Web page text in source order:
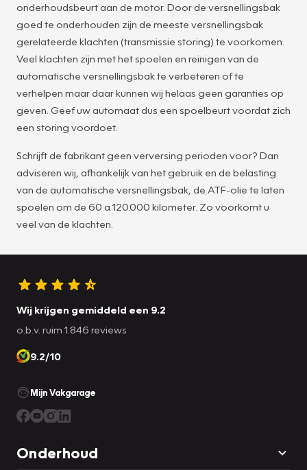
onderhoudsbeurt aan de motor. Door de versnellingsbak
goed te onderhouden zijn de meeste versnellingsbak
gerelateerde klachten (transmissie storing) te voorkomen.
Veel klachten zijn met het spoelen en reinigen van de
automatische versnellingsbak te verbeteren of te
verhelpen maar daar kunnen wij helaas geen garanties op
geven. Geef uw automaat dus een spoelbeurt voordat zich
een storing voordoet.
Schrijft de fabrikant geen verversing perioden voor? Dan
adviseren wij, afhankelijk van het gebruik en de belasting
van de automatische versnellingsbak, de ATF-olie te laten
spoelen om de 60 a 120.000 kilometer. Zo voorkomt u
veel van de klachten.
Wij krijgen gemiddeld een 9.2
o.b.v. ruim 1.846 reviews
9.2/10
Mijn Vakgarage
Onderhoud